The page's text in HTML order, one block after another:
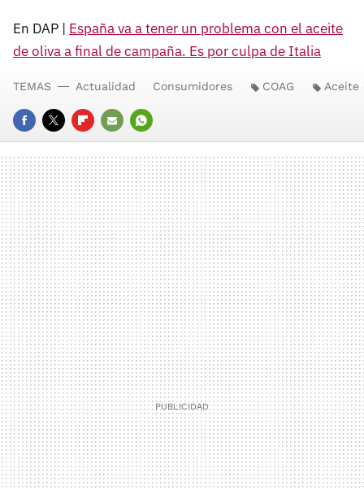
En DAP | España va a tener un problema con el aceite
de oliva a final de campaña. Es por culpa de Italia
FACEBOOK
TWITTERFLIPBOARD
E-
MAIL
WHATSAPP
TEMAS Actualidad Consumidores COAG Aceite